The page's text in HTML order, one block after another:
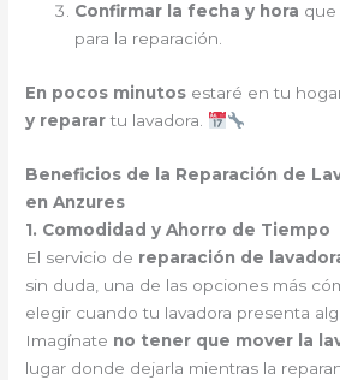
Confirmar la fecha y hora que
para la reparación.
En pocos minutos estaré en tu
y reparartu lavadora.
Beneficios de la Reparación de
en Anzures
1. Comodidad y Ahorro de Tiempo
El servicio de reparación de
sin duda, una de las opciones más
elegir cuando tu lavadora presenta
Imagínate no tener que mover la
lugar donde dejarla mientras la